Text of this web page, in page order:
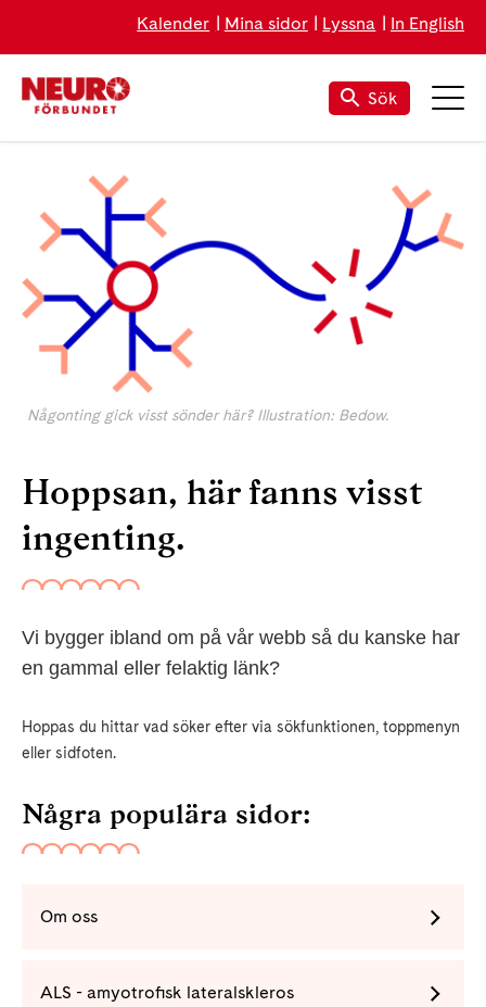
Kalender Mina sidor Lyssna In English
Sök
Någonting gick visst sönder här? Illustration: Bedow.
Hoppsan, här fanns visst
ingenting.
Vi bygger ibland om på vår webb så du kanske har
en gammal eller felaktig länk?
Hoppas du hittar vad söker efter via sökfunktionen, toppmenyn
eller sidfoten.
Några populära sidor:
Om oss
ALS - amyotrofisk lateralskleros